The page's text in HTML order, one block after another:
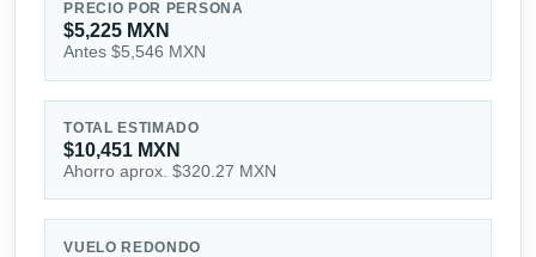
PRECIO POR PERSONA
$5,225 MXN
Antes $5,546 MXN
TOTAL ESTIMADO
$10,451 MXN
Ahorro aprox. $320.27 MXN
VUELO REDONDO